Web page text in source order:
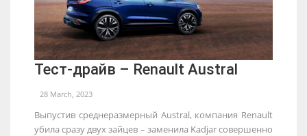
Тест-драйв – Renault Austral
28 March, 2023
Выпустив среднеразмерный Austral, компания Renault
убила сразу двух зайцев – заменила Kadjar совершенно